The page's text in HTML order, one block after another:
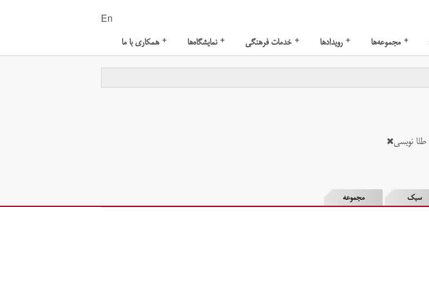
En
همکاری با ما + نمایشگاه‌ها + خدمات فرهنگی + رویدادها + مجموعه‌ها +
طلا نویسی
سبک مجموعه